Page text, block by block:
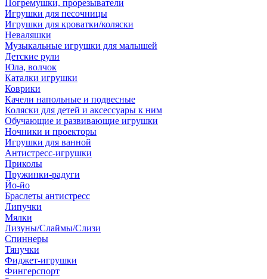
Погремушки, прорезыватели
Игрушки для песочницы
Игрушки для кроватки/коляски
Неваляшки
Музыкальные игрушки для малышей
Детские рули
Юла, волчок
Каталки игрушки
Коврики
Качели напольные и подвесные
Коляски для детей и аксессуары к ним
Обучающие и развивающие игрушки
Ночники и проекторы
Игрушки для ванной
Антистресс-игрушки
Приколы
Пружинки-радуги
Йо-йо
Браслеты антистресс
Липучки
Мялки
Лизуны/Слаймы/Слизи
Спиннеры
Тянучки
Фиджет-игрушки
Фингерспорт